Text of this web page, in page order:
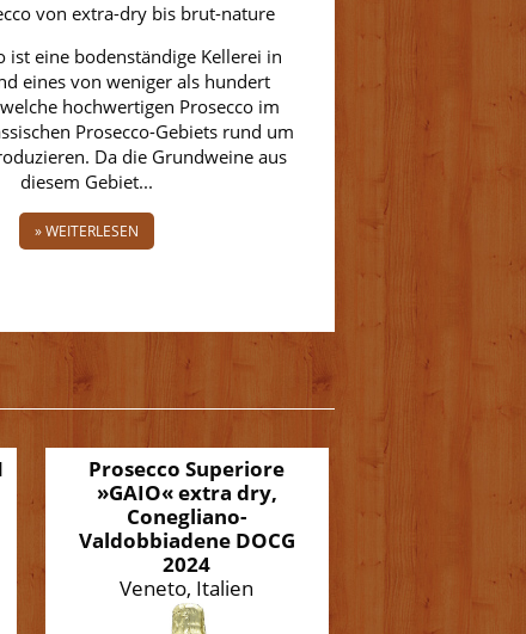
von extra-dry bis brut-nature
ist eine bodenständige Kellerei in
eines von weniger als hundert
hochwertigen Prosecco im
Prosecco-Gebiets rund um
Da die Grundweine aus
diesem Gebiet...
» WEITERLESEN
Prosecco Superiore
»GAIO« extra dry,
Conegliano-
Valdobbiadene DOCG
2024
Veneto, Italien